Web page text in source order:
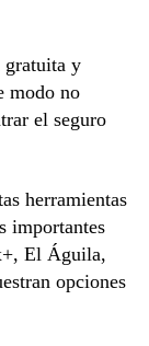
gratuita y
modo no
el seguro
herramientas
importantes
El Águila,
opciones